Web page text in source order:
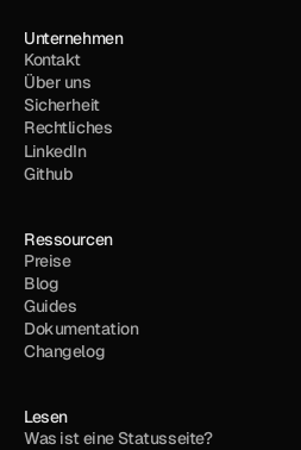
Unternehmen
Kontakt
Über uns
Sicherheit
Rechtliches
LinkedIn
Github
Ressourcen
Preise
Blog
Guides
Dokumentation
Changelog
Lesen
Was ist eine Statusseite?